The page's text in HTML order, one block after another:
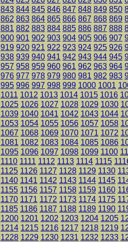
843 844 845 846 847 848 849 850
862 863 864 865 866 867 868 869
881 882 883 884 885 886 887 888
900 901 902 903 904 905 906 907
919 920 921 922 923 924 925 926
938 939 940 941 942 943 944 945
957 958 959 960 961 962 963 964
976 977 978 979 980 981 982 983
995 996 997 998 999 1000 1001
1011 1012 1013 1014 1015 1016
1025 1026 1027 1028 1029 1030
1039 1040 1041 1042 1043 1044
1053 1054 1055 1056 1057 1058
1067 1068 1069 1070 1071 1072
1081 1082 1083 1084 1085 1086
1095 1096 1097 1098 1099 1100
1110 1111 1112 1113 1114 1115
1125 1126 1127 1128 1129 1130
1140 1141 1142 1143 1144 1145
1155 1156 1157 1158 1159 1160
1170 1171 1172 1173 1174 1175
1185 1186 1187 1188 1189 1190
1200 1201 1202 1203 1204 1205
1214 1215 1216 1217 1218 1219
1228 1229 1230 1231 1232 1233